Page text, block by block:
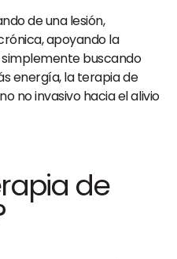
de una lesión,
apoyando la
buscando
energía, la terapia de
no invasivo hacia el alivio
de